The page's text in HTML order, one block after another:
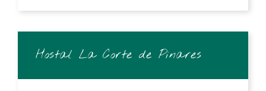
Hostal La Corte de Pinares